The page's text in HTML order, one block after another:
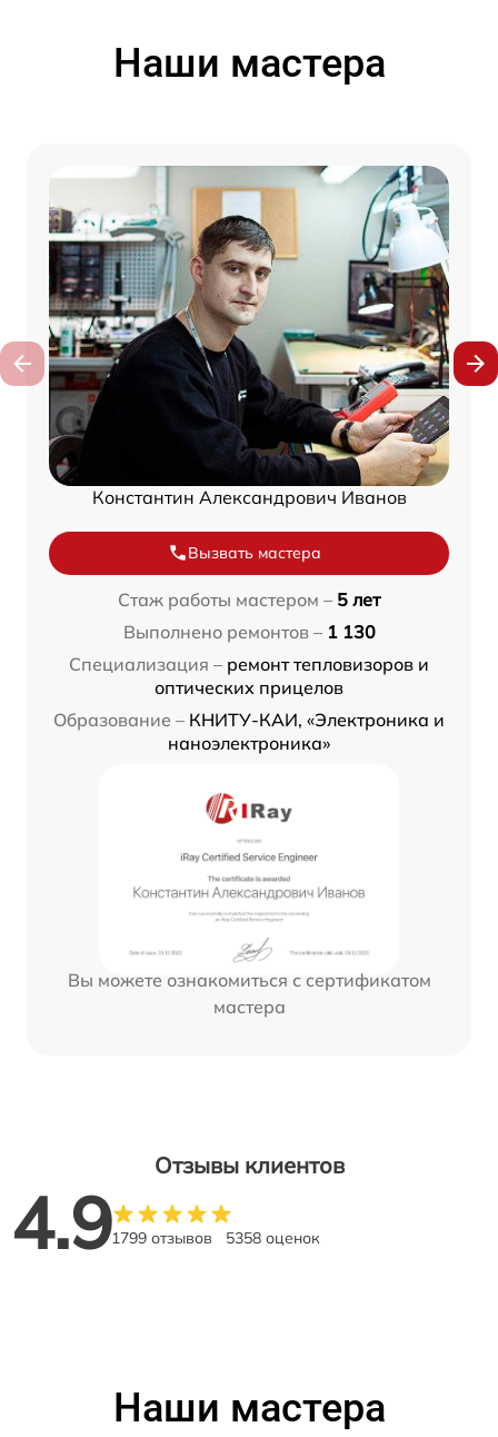
Наши мастера
Константин Александрович Иванов
Вызвать мастера
Стаж работы мастером – 5 лет
Выполнено ремонтов – 1 130
Специализация – ремонт тепловизоров и
оптических прицелов
Образование – КНИТУ-КАИ, «Электроника и
наноэлектроника»
Вы можете ознакомиться с сертификатом
мастера
Отзывы клиентов
4.91799 отзывов 5358 оценок
Наши мастера